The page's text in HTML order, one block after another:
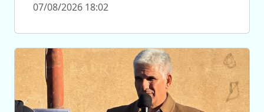
07/08/2026 18:02